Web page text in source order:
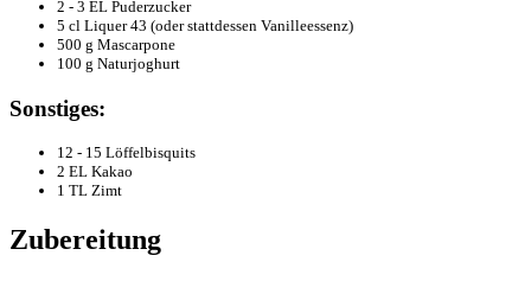
2 - 3 EL Puderzucker
5 cl Liquer 43 (oder stattdessen Vanilleessenz)
500 g Mascarpone
100 g Naturjoghurt
Sonstiges:
12 - 15 Löffelbisquits
2 EL Kakao
1 TL Zimt
Zubereitung